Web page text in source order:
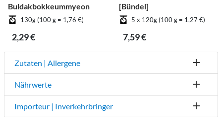
Buldakbokkeummyeon
130g (100 g = 1,76 €)
2,29 €
[Bündel]
5 x 120g (100 g = 1,27 €)
7,59 €
Zutaten | Allergene
Nährwerte
Importeur | Inverkehrbringer